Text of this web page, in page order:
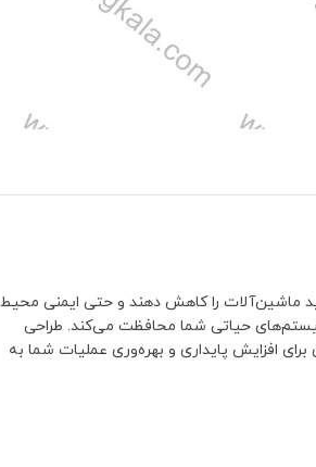
ماشین‌آلات را کاهش دهند و حتی ایمنی محیط
حیاتی شما محافظت می‌کند. طراحی
افزایش پایداری و بهره‌وری عملیات شما به